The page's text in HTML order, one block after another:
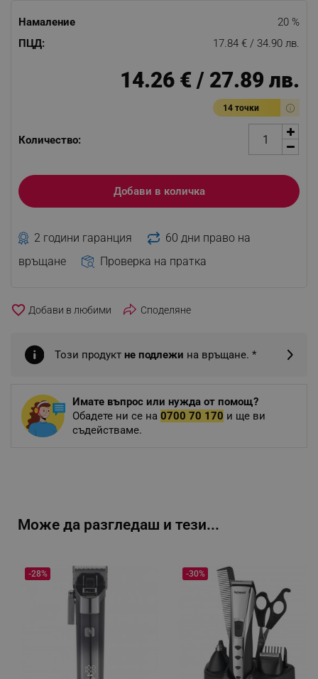
Намаление
20 %
ПЦД:
17.84 € / 34.90 лв.
14.26 € / 27.89 лв.
14 точки
Количество:
Добави в количка
2 години гаранция
60 дни право на
връщане
Проверка на пратка
favorite_border Споделяне
Този продукт не подлежи на връщане. *
Имате въпрос или нужда от помощ?
Обадете ни се на 0700 70 170 и ще ви
съдействаме.
Може да разгледаш и тези...
-28% -30%